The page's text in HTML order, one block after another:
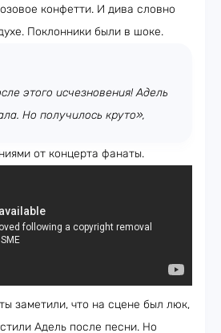
конфетти. И дива словно
Поклонники были в шоке.
этого исчезновения! Адель
Но получилось круто»,
от концерта фанаты.
заметили, что на сцене был люк,
Адель после песни. Но